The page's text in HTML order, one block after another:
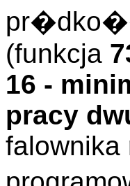
(funkcja
16 -
pracy
falownika